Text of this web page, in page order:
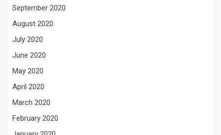
September 2020
August 2020
July 2020
June 2020
May 2020
April 2020
March 2020
February 2020